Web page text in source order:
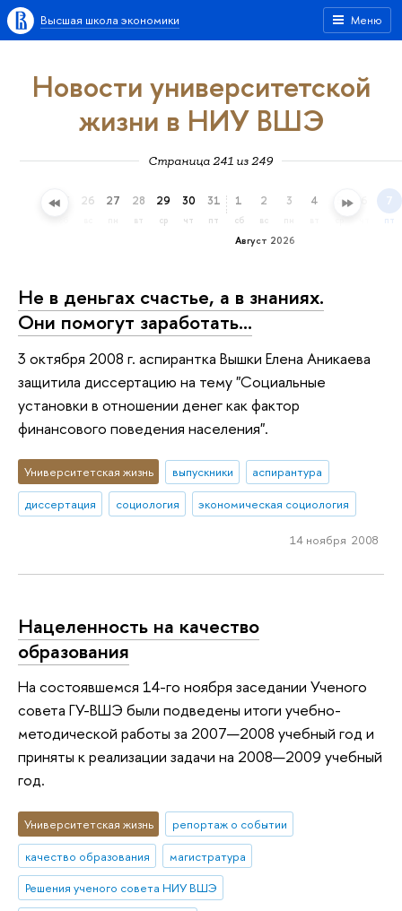
Меню
Высшая школа экономики
Новости университетской
жизни в НИУ ВШЭ
Страница 241 из 249
25 26 27 28
вт
29
ср
30
чт
31
пт
Август 2026
1
сб
2
вс
3 4 5 7
пт
Не в деньгах счастье, а в знаниях.
Они помогут заработать…
3 октября 2008 г. аспирантка Вышки Елена Аникаева
защитила диссертацию на тему "Социальные
установки в отношении денег как фактор
финансового поведения населения".
Университетская жизнь выпускники
аспирантура
диссертация
социология экономическая социология
14 ноября 2008
Нацеленность на качество
образования
На состоявшемся 14-го ноября заседании Ученого
совета ГУ-ВШЭ были подведены итоги учебно-
методической работы за 2007—2008 учебный год и
приняты к реализации задачи на 2008—2009 учебный
год.
Университетская жизнь
репортаж о событии
качество образования
магистратура
Решения ученого совета НИУ ВШЭ